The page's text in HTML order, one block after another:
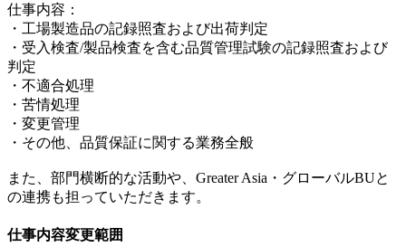
仕事内容​：
・工場製造品の記録照査および出荷判定
・受入検査/製品検査を含む品質管理試験の記録照査および
判定
・不適合処理
・苦情処理
・変更管理
・その他、品質保証に関する業務全般
また、部門横断的な活動や、Greater Asia・グローバルBUと
の連携も担っていただきます。
仕事内容変更範囲